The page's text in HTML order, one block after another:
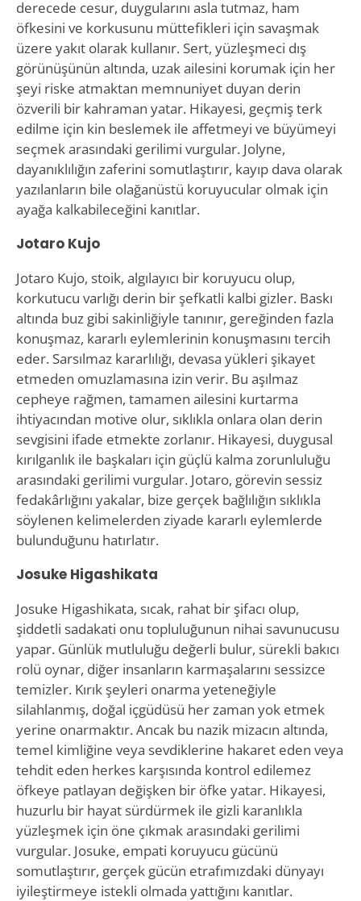
derecede cesur, duygularını asla tutmaz, ham
öfkesini ve korkusunu müttefikleri için savaşmak
üzere yakıt olarak kullanır. Sert, yüzleşmeci dış
görünüşünün altında, uzak ailesini korumak için her
şeyi riske atmaktan memnuniyet duyan derin
özverili bir kahraman yatar. Hikayesi, geçmiş terk
edilme için kin beslemek ile affetmeyi ve büyümeyi
seçmek arasındaki gerilimi vurgular. Jolyne,
dayanıklılığın zaferini somutlaştırır, kayıp dava olarak
yazılanların bile olağanüstü koruyucular olmak için
ayağa kalkabileceğini kanıtlar.
Jotaro Kujo
Jotaro Kujo, stoik, algılayıcı bir koruyucu olup,
korkutucu varlığı derin bir şefkatli kalbi gizler. Baskı
altında buz gibi sakinliğiyle tanınır, gereğinden fazla
konuşmaz, kararlı eylemlerinin konuşmasını tercih
eder. Sarsılmaz kararlılığı, devasa yükleri şikayet
etmeden omuzlamasına izin verir. Bu aşılmaz
cepheye rağmen, tamamen ailesini kurtarma
ihtiyacından motive olur, sıklıkla onlara olan derin
sevgisini ifade etmekte zorlanır. Hikayesi, duygusal
kırılganlık ile başkaları için güçlü kalma zorunluluğu
arasındaki gerilimi vurgular. Jotaro, görevin sessiz
fedakârlığını yakalar, bize gerçek bağlılığın sıklıkla
söylenen kelimelerden ziyade kararlı eylemlerde
bulunduğunu hatırlatır.
Josuke Higashikata
Josuke Higashikata, sıcak, rahat bir şifacı olup,
şiddetli sadakati onu topluluğunun nihai savunucusu
yapar. Günlük mutluluğu değerli bulur, sürekli bakıcı
rolü oynar, diğer insanların karmaşalarını sessizce
temizler. Kırık şeyleri onarma yeteneğiyle
silahlanmış, doğal içgüdüsü her zaman yok etmek
yerine onarmaktır. Ancak bu nazik mizacın altında,
temel kimliğine veya sevdiklerine hakaret eden veya
tehdit eden herkes karşısında kontrol edilemez
öfkeye patlayan değişken bir öfke yatar. Hikayesi,
huzurlu bir hayat sürdürmek ile gizli karanlıkla
yüzleşmek için öne çıkmak arasındaki gerilimi
vurgular. Josuke, empati koruyucu gücünü
somutlaştırır, gerçek gücün etrafımızdaki dünyayı
iyileştirmeye istekli olmada yattığını kanıtlar.